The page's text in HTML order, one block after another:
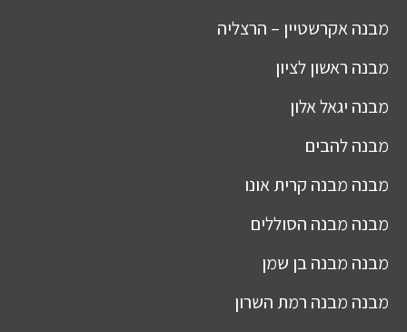
מבנהאקרשטיין – הרצליה
מבנה ראשון לציון
מבנה יגאל אלון
מבנהלהבים
מבנה מבנה קרית אונו
מבנה מבנה הסוללים
מבנה מבנה בן שמן
מבנה מבנה רמת השרון